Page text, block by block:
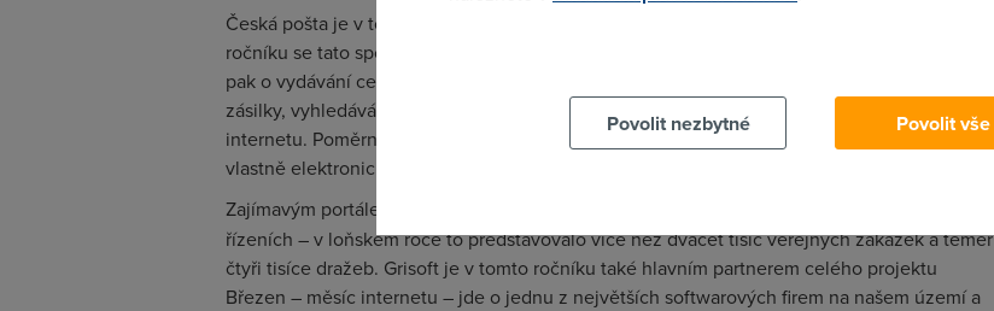
Česká pošta je v tomto roce hlavním komerčním partnerem celého projektu. V rámci tohoto
ročníku se tato společnost snaží informovat širokou veřejnost o svých službách. Zejména
pak o vydávání certifikátů elektronického podpisu nebo služby spojené se sledováním
zásilky, vyhledáváním PSČ nebo možností objednat známky a časopisy prostřednictvím
internetu. Poměrně neznámou službou je REP – registrovaná elektronická pošta, což je
vlastně elektronická obdoba zásilky s doručenkou.
Zajímavým portálem je
řízeních – v loňském roce to představovalo více než dvacet tisíc veřejných zakázek a téměř
čtyři tisíce dražeb. Grisoft je v tomto ročníku také hlavním partnerem celého projektu
Březen – měsíc internetu – jde o jednu z největších softwarových firem na našem území a
Povolit nezbytné
Povolit vše